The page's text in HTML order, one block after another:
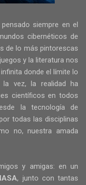
siempre en el
cibernéticos de
de lo más pintorescas
y la literatura nos
donde el límite lo
la vez, la realidad ha
científicos en todos
la tecnología de
todas las disciplinas
no, nuestra amada
y amigas: en un
, junto con tantas